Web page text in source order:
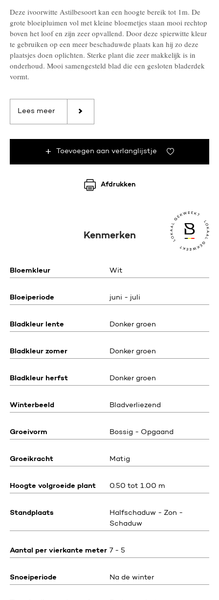
Deze ivoorwitte Astilbesoort kan een hoogte bereik tot 1m. De
grote bloeipluimen vol met kleine bloemetjes staan mooi rechtop
boven het loof en zijn zeer opvallend. Door deze spierwitte kleur
te gebruiken op een meer beschaduwde plaats kan hij zo deze
plaatsjes doen oplichten. Sterke plant die zeer makkelijk is in
onderhoud. Mooi samengesteld blad die een gesloten bladerdek
vormt.
Lees meer
Toevoegen aan verlanglijstje
Afdrukken
Kenmerken
Bloemkleur Wit
Bloeiperiode juni - juli
Bladkleur lente Donker groen
Bladkleur zomer Donker groen
Bladkleur herfst Donker groen
Winterbeeld Bladverliezend
Groeivorm Bossig - Opgaand
Groeikracht Matig
Hoogte volgroeide plant 0.50 tot 1.00 m
Standplaats
Halfschaduw - Zon -
Schaduw
Aantal per vierkante meter 7 - 5
Snoeiperiode Na de winter